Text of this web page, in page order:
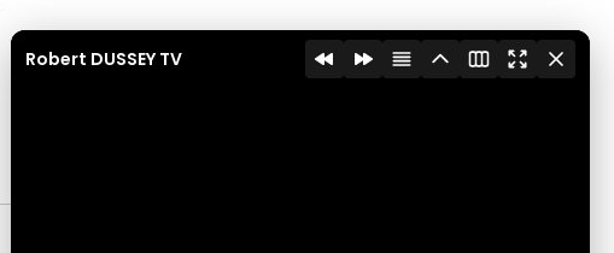
Robert DUSSEY TV